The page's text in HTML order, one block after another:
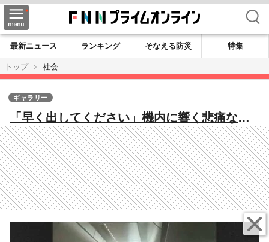
検索
最新ニュース ランキング そなえる防災
特集
トップ
社会
「早く出してください」機内に響く悲痛な叫
び…“奇跡の脱出”海外メディアから称賛の声
「クルーは素晴らしい仕事をした」
ギャラリー